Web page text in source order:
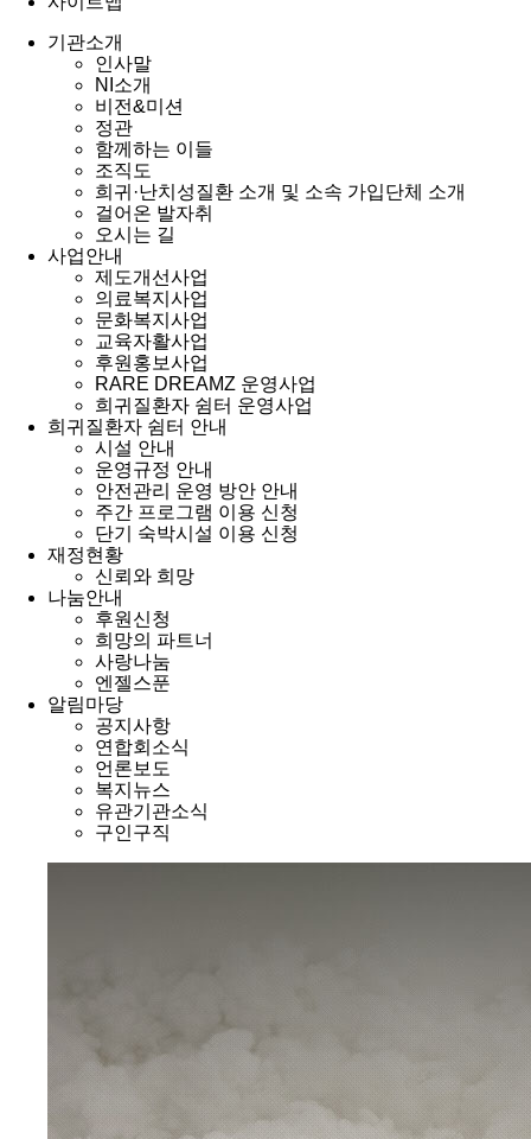
기관소개
인사말
NI소개
비전&미션
정관
함께하는 이들
조직도
희귀·난치성질환 소개 및 소속 가입단체 소개
걸어온 발자취
오시는 길
사업안내
제도개선사업
의료복지사업
문화복지사업
교육자활사업
후원홍보사업
RARE DREAMZ 운영사업
희귀질환자 쉼터 운영사업
희귀질환자 쉼터 안내
시설 안내
운영규정 안내
안전관리 운영 방안 안내
주간 프로그램 이용 신청
단기 숙박시설 이용 신청
재정현황
신뢰와 희망
나눔안내
후원신청
희망의 파트너
사랑나눔
엔젤스푼
알림마당
공지사항
연합회소식
언론보도
복지뉴스
유관기관소식
구인구직